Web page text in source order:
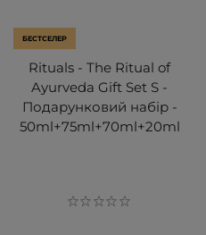
БЕСТСЕЛЕР
Rituals - The Ritual of
Ayurveda Gift Set S -
Подарунковий набір -
50ml+75ml+70ml+20ml